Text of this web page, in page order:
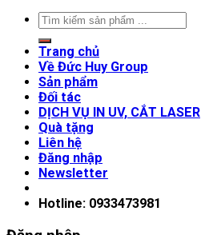
Trang chủ
Về Đức Huy Group
Sản phẩm
Đối tác
DỊCH VỤ IN UV, CẮT LASER
Quà tặng
Liên hệ
Đăng nhập
Newsletter
Hotline: 0933473981